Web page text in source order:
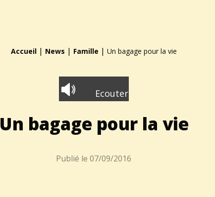
Accueil | News | Famille | Un bagage pour la vie
Ecouter
Un bagage pour la vie
Publié le 07/09/2016